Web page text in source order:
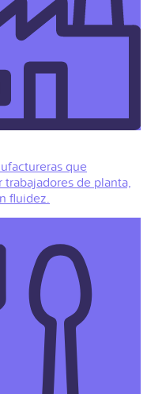
que
de planta,
fluidez.